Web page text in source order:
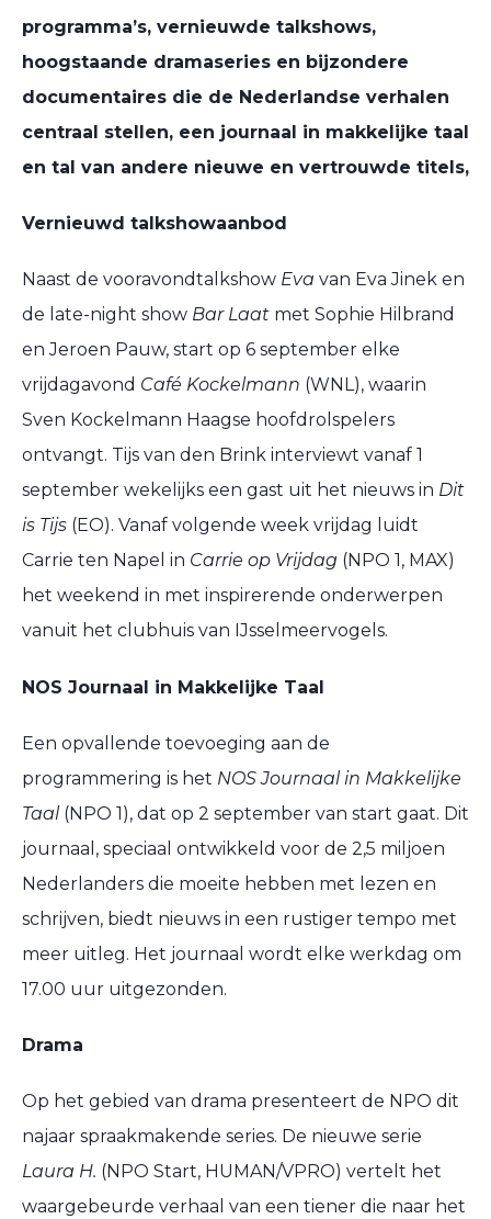
programma’s, vernieuwde talkshows,
hoogstaande dramaseries en bijzondere
documentaires die de Nederlandse verhalen
centraal stellen, een journaal in makkelijke taal
en tal van andere nieuwe en vertrouwde titels,
Vernieuwd talkshowaanbod
Naast de vooravondtalkshow Eva van Eva Jinek en
de late-night show Bar Laat met Sophie Hilbrand
en Jeroen Pauw, start op 6 september elke
vrijdagavond Café Kockelmann (WNL), waarin
Sven Kockelmann Haagse hoofdrolspelers
ontvangt. Tijs van den Brink interviewt vanaf 1
september wekelijks een gast uit het nieuws in Dit
is Tijs (EO). Vanaf volgende week vrijdag luidt
Carrie ten Napel in Carrie op Vrijdag (NPO 1, MAX)
het weekend in met inspirerende onderwerpen
vanuit het clubhuis van IJsselmeervogels.
NOS Journaal in Makkelijke Taal
Een opvallende toevoeging aan de
programmering is het NOS Journaal in Makkelijke
Taal(NPO 1), dat op 2 september van start gaat. Dit
journaal, speciaal ontwikkeld voor de 2,5 miljoen
Nederlanders die moeite hebben met lezen en
schrijven, biedt nieuws in een rustiger tempo met
meer uitleg. Het journaal wordt elke werkdag om
17.00 uur uitgezonden.
Drama
Op het gebied van drama presenteert de NPO dit
najaar spraakmakende series. De nieuwe serie
Laura H. (NPO Start, HUMAN/VPRO) vertelt het
waargebeurde verhaal van een tiener die naar het